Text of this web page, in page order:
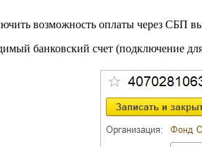
возможность оплаты через СБП
банковский счет (подключение